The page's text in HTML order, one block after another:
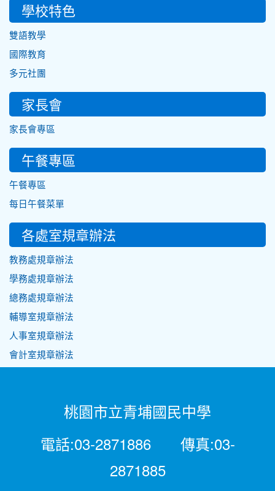
學校特色
雙語教學
國際教育
多元社團
家長會
家長會專區
午餐專區
午餐專區
每日午餐菜單
各處室規章辦法
教務處規章辦法
學務處規章辦法
總務處規章辦法
輔導室規章辦法
人事室規章辦法
會計室規章辦法
桃園市立青埔國民中學
電話:03-2871886 傳真:03-
2871885